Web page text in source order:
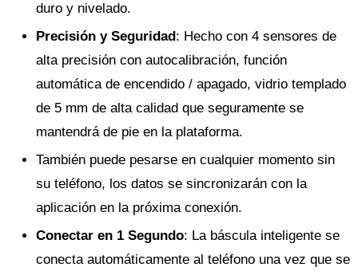
duro y nivelado.
Precisión y Seguridad: Hecho con 4 sensores de
alta precisión con autocalibración, función
automática de encendido / apagado, vidrio templado
de 5 mm de alta calidad que seguramente se
mantendrá de pie en la plataforma.
También puede pesarse en cualquier momento sin
su teléfono, los datos se sincronizarán con la
aplicación en la próxima conexión.
Conectar en 1 Segundo: La báscula inteligente se
conecta automáticamente al teléfono una vez que se